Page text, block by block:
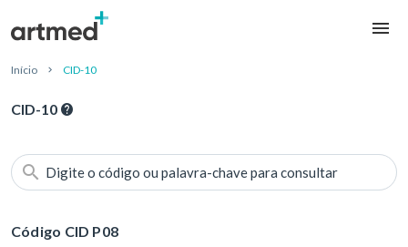
Início CID-10
CID-10
Digite o código ou palavra-chave para consultar
Código CID P08